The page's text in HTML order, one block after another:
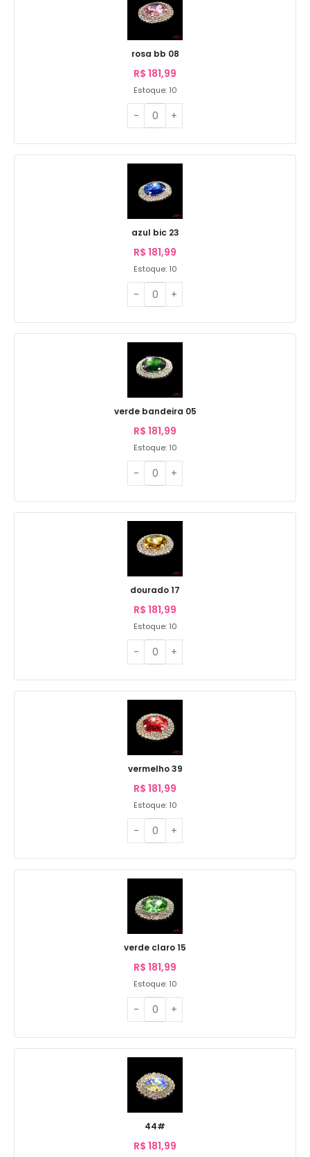
rosa bb 08
R$ 181,99
Estoque: 10
azul bic 23
R$ 181,99
Estoque: 10
verde bandeira 05
R$ 181,99
Estoque: 10
dourado 17
R$ 181,99
Estoque: 10
vermelho 39
R$ 181,99
Estoque: 10
verde claro 15
R$ 181,99
Estoque: 10
44#
R$ 181,99